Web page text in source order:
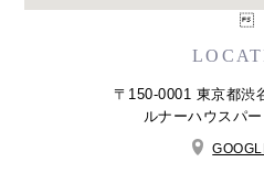
〒150-0001 東京都渋
ルナーハウスパ